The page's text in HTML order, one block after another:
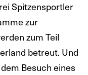
Spitzensportler
zur
zum Teil
betreut. Und
Besuch eines